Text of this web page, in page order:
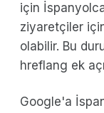
için
ziyaretçiler
olabilir. Bu
hreflang ek
Google'a